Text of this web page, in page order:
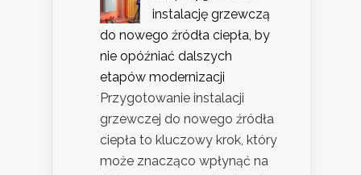
instalację grzewczą
do nowego źródła ciepła, by
nie opóźniać dalszych
etapów modernizacji
Przygotowanie instalacji
grzewczej do nowego źródła
ciepła to kluczowy krok, który
może znacząco wpłynąć na